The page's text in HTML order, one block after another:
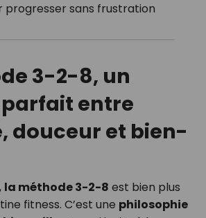
sans frustration
3-2-8, un
entre
douceur et bien-
la méthode 3-2-8 est bien plus
fitness. C’est une philosophie